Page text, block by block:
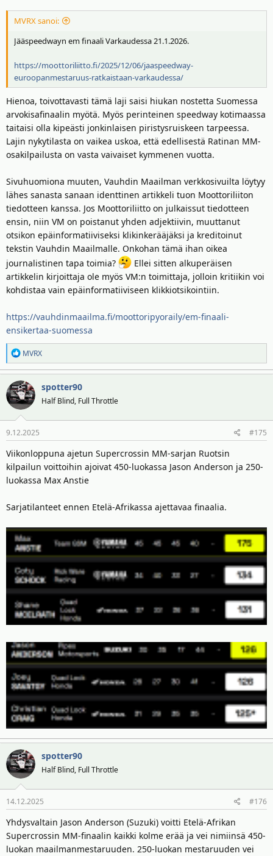
MVRX sanoi:
Jääspeedwayn em finaali Varkaudessa 21.1.2026.
https://moottoriliitto.fi/2025/12/06/jaaspeedway-
euroopanmestaruus-ratkaistaan-varkaudessa/
Hienoa, toivottavasti tämä laji saisi hiukan nostetta Suomessa
arvokisafinaalin myötä. Myös perinteinen speedway kotimaassa
taitaisi olla kipeästi jonkinlaisen piristysruiskeen tarpeessa.
Lajin nykytilasta on vaikea uskoa, että edellisestä Ratinan MM-
osakilpailusta on vasta vaivaiset kymmenen vuotta.
Sivuhuomiona muuten, Vauhdin Maailman verkkosivuilta löytyy
lähes sanasta sanaan identtinen artikkeli tuon Moottoriliiton
tiedotteen kanssa. Jos Moottoriliitto on julkaissut tiedotteen
ensin, niin VM on poistanut yhden adjektiivin, muuttanut
otsikon epäinformatiiviseksi klikinkerääjäksi ja kreditoinut
tekstin Vauhdin Maailmalle. Onkohan tämä ihan oikea
journalistinen tapa toimia?
Ellei sitten alkuperäisen
artikkelin kirjoittaja ole myös VM:n toimittaja, jolloin kritiikin voi
kohdistaa vain epäinformatiiviseen klikkiotsikointiin.
https://vauhdinmaailma.fi/moottoripyoraily/em-finaali-
ensikertaa-suomessa
R
e
a
k
t
i
o
t
MVRX
spotter90
Half Blind, Full Throttle
9.12.2025 #175
Viikonloppuna ajetun Supercrossin MM-sarjan Ruotsin
kilpailun voittoihin ajoivat 450-luokassa Jason Anderson ja 250-
luokassa Max Anstie
Sarjatilanteet ennen Etelä-Afrikassa ajettavaa finaalia.
spotter90
Half Blind, Full Throttle
14.12.2025 #176
Yhdysvaltain Jason Anderson (Suzuki) voitti Etelä-Afrikan
Supercrossin MM-finaalin kaikki kolme erää ja vei nimiinsä 450-
luokan maailmanmestaruuden. 250-luokan mestaruuden vei